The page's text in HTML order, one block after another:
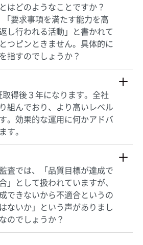
はどのようなことですか？
要求事項を満たす能力を高
し行われる活動」と書かれて
つピンときません。具体的に
指すのでしょうか？
得後３年になります。全社
組んでおり、より高いレベル
。効果的な運用に何かアドバ
す。
査では、「品質目標が達成で
」として扱われていますが、
できないから不適合というの
ないか」という声がありまし
のでしょうか？